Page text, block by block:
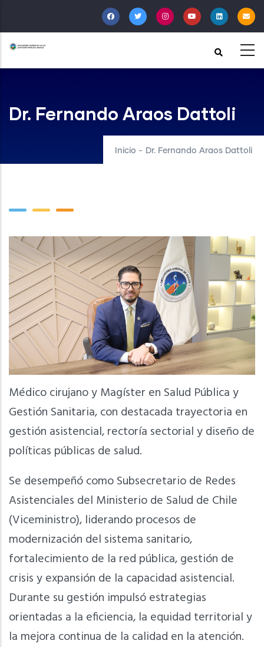
al
contenido
principal
Dr. Fernando Araos Dattoli
Inicio - Dr. Fernando Araos Dattoli
Médico cirujano y Magíster en Salud Pública y
Gestión Sanitaria, con destacada trayectoria en
gestión asistencial, rectoría sectorial y diseño de
políticas públicas de salud.
Se desempeñó como Subsecretario de Redes
Asistenciales del Ministerio de Salud de Chile
(Viceministro), liderando procesos de
modernización del sistema sanitario,
fortalecimiento de la red pública, gestión de
crisis y expansión de la capacidad asistencial.
Durante su gestión impulsó estrategias
orientadas a la eficiencia, la equidad territorial y
la mejora continua de la calidad en la atención.